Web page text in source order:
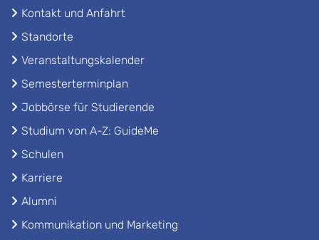
Kontakt und Anfahrt
Standorte
Veranstaltungskalender
Semesterterminplan
Jobbörse für Studierende
Studium von A-Z: GuideMe
Schulen
Karriere
Alumni
Kommunikation und Marketing